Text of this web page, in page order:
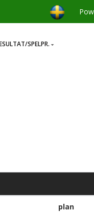
SPELPR.
plan